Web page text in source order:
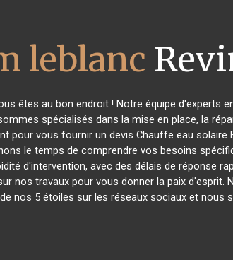
leblanc
êtes au bon endroit ! Notre équipe d'experts
spécialisés dans la mise en place, la
pour vous fournir un devis Chauffe eau solaire
le temps de comprendre vos besoins
d'intervention, avec des délais de réponse
nos travaux pour vous donner la paix d'esprit.
nos 5 étoiles sur les réseaux sociaux et nous